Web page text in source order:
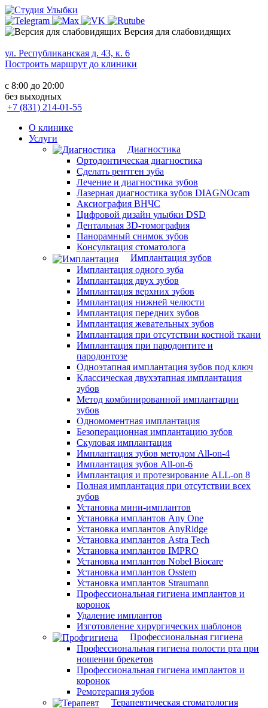
Версия для слабовидящих
ул. Республиканская д. 43, к. 6
Построить маршрут до клиники
с 8:00 до 20:00
без выходных
+7 (831) 214-01-55
О клинике
Услуги
Диагностика
Ортодонтическая диагностика
Сделать рентген зуба
Лечение и диагностика зубов
Лазерная диагностика зубов DIAGNOcam
Аксиография ВНЧС
Цифровой дизайн улыбки DSD
Дентальная 3D-томография
Панорамный снимок зубов
Консультация стоматолога
Имплантация зубов
Имплантация одного зуба
Имплантация двух зубов
Имплантация верхних зубов
Имплантация нижней челюсти
Имплантация передних зубов
Имплантация жевательных зубов
Имплантация при отсутствии костной ткани
Имплантация при пародонтите и
пародонтозе
Одноэтапная имплантация зубов под ключ
Классическая двухэтапная имплантация
зубов
Метод комбинированной имплантации
зубов
Одномоментная имплантация
Безоперационная имплантацию зубов
Скуловая имплантация
Имплантация зубов методом All-on-4
Имплантация зубов All-on-6
Имплантация и протезирование ALL-on 8
Полная имплантация при отсутствии всех
зубов
Установка мини-имплантов
Установка имплантов Any One
Установка имплантов AnyRidge
Установка имплантов Astra Tech
Установка имплантов IMPRO
Установка имплантов Nobel Biocare
Установка имплантов Osstem
Установка имплантов Straumann
Профессиональная гигиена имплантов и
коронок
Удаление имплантов
Изготовление хирургических шаблонов
Профессиональная гигиена
Профессиональная гигиена полости рта при
ношении брекетов
Профессиональная гигиена имплантов и
коронок
Ремотерапия зубов
Терапевтическая стоматология